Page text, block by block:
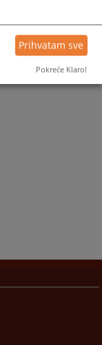
Prihvatam sve
Pokreće Klaro!